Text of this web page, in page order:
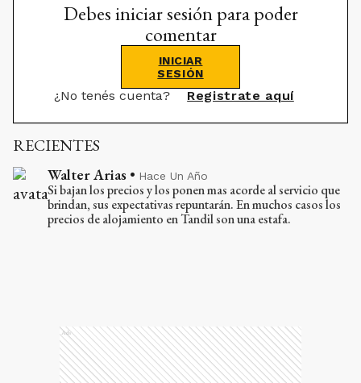
Debes iniciar sesión para poder
comentar
INICIAR
SESIÓN
¿No tenés cuenta? Registrate aquí
RECIENTES
Walter Arias • Hace Un Año
Si bajan los precios y los ponen mas acorde al servicio que
brindan, sus expectativas repuntarán. En muchos casos los
precios de alojamiento en Tandil son una estafa.
Ads